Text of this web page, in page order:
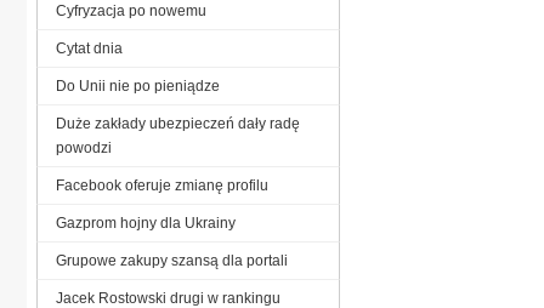
Cyfryzacja po nowemu
Cytat dnia
Do Unii nie po pieniądze
Duże zakłady ubezpieczeń dały radę
powodzi
Facebook oferuje zmianę profilu
Gazprom hojny dla Ukrainy
Grupowe zakupy szansą dla portali
Jacek Rostowski drugi w rankingu